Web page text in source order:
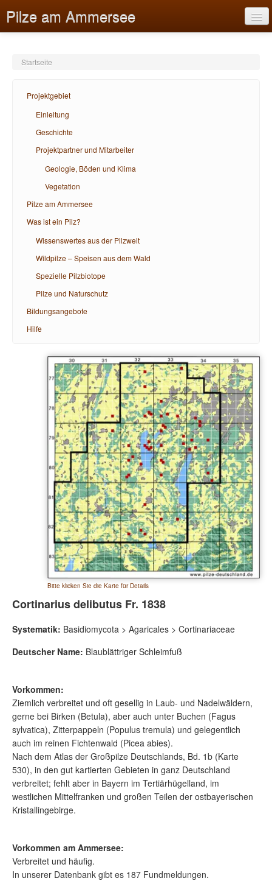
Pilze am Ammersee
Pilze am Ammersee
Was ist ein Pilz?
Bildungsangebote
Startseite
Projektgebiet
Einleitung
Geschichte
Projektpartner und Mitarbeiter
Geologie, Böden und Klima
Vegetation
Pilze am Ammersee
Was ist ein Pilz?
Wissenswertes aus der Pilzwelt
Wildpilze – Speisen aus dem Wald
Spezielle Pilzbiotope
Pilze und Naturschutz
Bildungsangebote
Hilfe
Bitte klicken Sie die Karte für Details
Cortinarius delibutus Fr. 1838
Systematik: Basidiomycota > Agaricales > Cortinariaceae
Deutscher Name: Blaublättriger Schleimfuß
Vorkommen:
Ziemlich verbreitet und oft gesellig in Laub- und Nadelwäldern,
gerne bei Birken (Betula), aber auch unter Buchen (Fagus
sylvatica), Zitterpappeln (Populus tremula) und gelegentlich
auch im reinen Fichtenwald (Picea abies).
Nach dem Atlas der Großpilze Deutschlands, Bd. 1b (Karte
530), in den gut kartierten Gebieten in ganz Deutschland
verbreitet; fehlt aber in Bayern im Tertiärhügelland, im
westlichen Mittelfranken und großen Teilen der ostbayerischen
Kristallingebirge.
Vorkommen am Ammersee:
Verbreitet und häufig.
In unserer Datenbank gibt es 187 Fundmeldungen.